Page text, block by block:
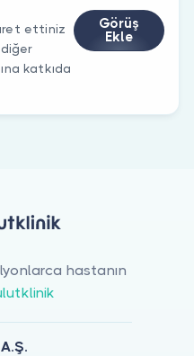
ettiniz
katkıda
Görüş
Ekle
hastanın